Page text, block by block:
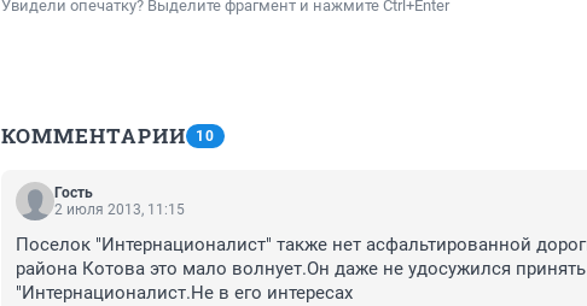
Увидели опечатку? Выделите фрагмент и нажмите Ctrl+Enter
КОММЕНТАРИИ 10
Гость
2 июля 2013, 11:15
Поселок "Интернационалист" также нет асфальтированной
района Котова это мало волнует.Он даже не удосужился
"Интернационалист.Не в его интересах